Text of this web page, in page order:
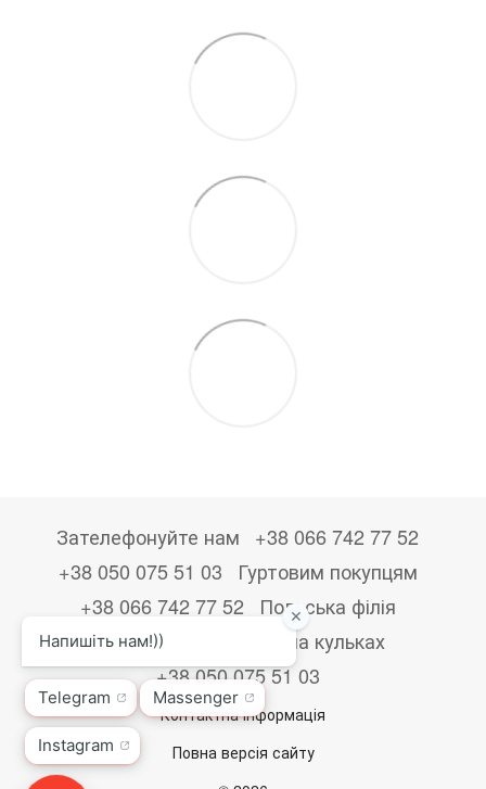
Зателефонуйте нам
+38 066 742 77 52
+38 050 075 51 03
Гуртовим покупцям
+38 066 742 77 52
Польська філія
+48533867723
Друк на кульках
+38 050 075 51 03
Контактна інформація
Повна версія сайту